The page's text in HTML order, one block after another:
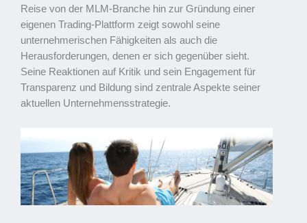
Reise von der MLM-Branche hin zur Gründung einer
eigenen Trading-Plattform zeigt sowohl seine
unternehmerischen Fähigkeiten als auch die
Herausforderungen, denen er sich gegenüber sieht.
Seine Reaktionen auf Kritik und sein Engagement für
Transparenz und Bildung sind zentrale Aspekte seiner
aktuellen Unternehmensstrategie.